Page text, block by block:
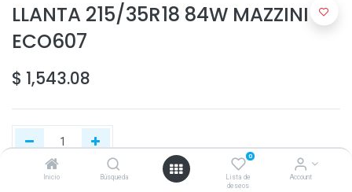
Inicio Búsqueda
0
Lista de
deseos
Account
LLANTA 215/35R18 84W MAZZINI
ECO607
$ 1,543.08